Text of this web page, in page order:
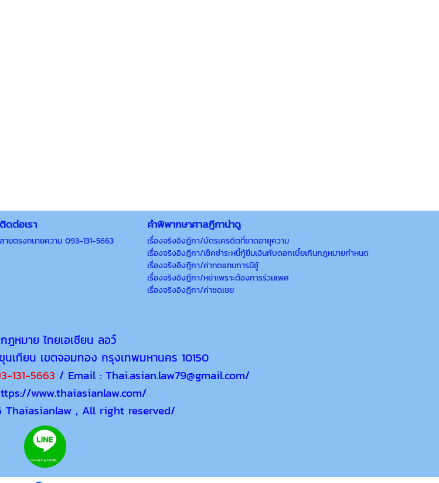
ติดต่อเรา
สายตรงทนายความ 093-131-5663
คำพิพากษาศาลฎีกาน่าดู
เรื่องจริงอิงฎีกา/บัตรเครดิตที่ขาดอายุความ
เรื่องจริงอิงฎีกา/เช็คชำระหนี้กู้ยืมเงินกับดอกเบี้ยเกินกฎหมายกำหนด
เรื่องจริงอิงฎีกา/ค่าทดแทนการมีชู้
เรื่องจริงอิงฎีกา/หย่าเพราะต้องการร่วมเพศ
เรื่องจริงอิงฎีกา/ค่าชดเชย
ฎหมาย ไทยเอเชียน ลอว์
เทียน เขตจอมทอง กรุงเทพมหานคร 10150
131-5663 / Email : Thai.asian.law79@gmail.com/
www.thaiasianlaw.com/
Thaiasianlaw , All right reserved/